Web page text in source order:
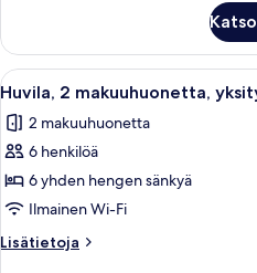
kuvat
makuuhuonetta,
yksityinen
uima-
Avaa
kaikki
huonetyypin
Huvila,
2
makuuhuonetta,
yksityinen
uima-
9
Huvila, 2 makuuhuonetta,
2 makuuhuonetta
6 henkilöä
6 yhden hengen sänkyä
Ilmainen Wi-Fi
Lisätietoja
Lisätietoja